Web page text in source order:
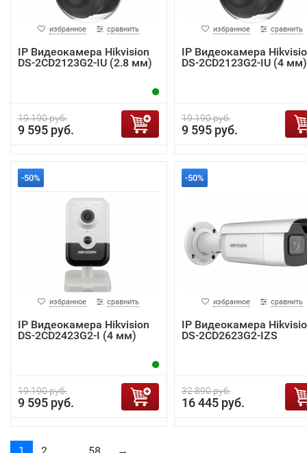
избранное сравнить
IP Видеокамера Hikvision
DS-2CD2123G2-IU (2.8 мм)
19 190 руб.
9 595 руб.
избранное сравнить
IP Видеокамера
DS-2CD2123G2-IU (4 мм)
19 190 руб.
9 595 руб.
-50%
избранное сравнить
IP Видеокамера Hikvision
DS-2CD2423G2-I (4 мм)
19 190 руб.
9 595 руб.
-50%
избранное сравнить
IP Видеокамера
DS-2CD2623G2-IZS
32 890 руб.
16 445 руб.